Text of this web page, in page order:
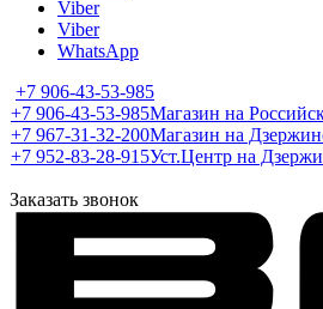
Viber
Viber
WhatsApp
+7 906-43-53-985
+7 906-43-53-985Магазин на
+7 967-31-32-200Магазин на
+7 952-83-28-915Уст.Центр на
Заказать звонок